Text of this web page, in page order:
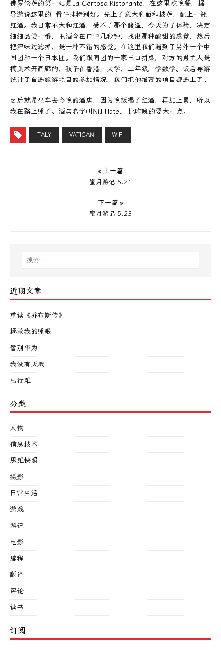
佛罗伦萨的第一站是La Certosa Ristorante，在这里吃晚餐，据
导游说这里的T骨牛排特别好。先上了意大利面和披萨，配上一瓶
红酒。我日常不大和红酒，受不了那个酸涩，今天为了体验，决定
细细品尝一番，把酒含在口中几秒钟，找出那种酸甜的感觉，然后
把涩味过滤掉，是一种不错的感觉。在这里我们遇到了另外一个中
国团和一个日本团。我们跟同团的一家三口拼桌，对方的男主人是
搞美术开画廊的，孩子在香港上大学，二年级，学数学。饭后导游
统计了自选旅游项目的参加情况，我们把他推荐的项目都选上了。
之后就是坐车去今晚的酒店，因为晚饭喝了红酒，再加上累，所以
我在路上睡了。酒店名字叫Nill Hotel，比昨晚的要大一点。
ITALY VATICAN WIFI
« 上一篇
蜜月游记 5.21
下一篇 »
蜜月游记 5.23
近期文章
重读《乔布斯传》
拯救我的睡眠
暂别华为
我没有天赋！
出行难
分类
人物
信息技术
思维快照
摄影
日常生活
游戏
游记
电影
编程
翻译
评论
读书
订阅